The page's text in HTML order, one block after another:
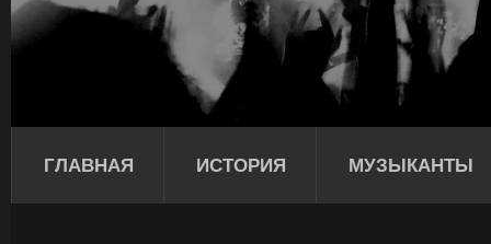
ГЛАВНАЯ ИСТОРИЯ МУЗЫКАНТЫ